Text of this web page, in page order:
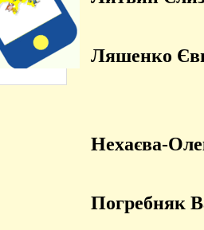
Ляшенко
Нехаєва-
Погребняк